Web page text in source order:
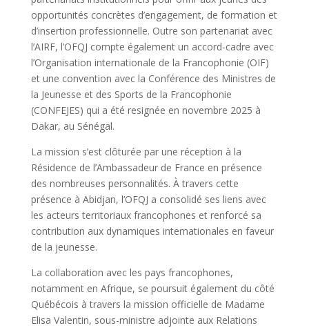
opportunités concrètes d’engagement, de formation et
d’insertion professionnelle. Outre son partenariat avec
l’AIRF, l’OFQJ compte également un accord-cadre avec
l’Organisation internationale de la Francophonie (OIF)
et une convention avec la Conférence des Ministres de
la Jeunesse et des Sports de la Francophonie
(CONFEJES) qui a été resignée en novembre 2025 à
Dakar, au Sénégal.
La mission s’est clôturée par une réception à la
Résidence de l’Ambassadeur de France en présence
des nombreuses personnalités. À travers cette
présence à Abidjan, l’OFQJ a consolidé ses liens avec
les acteurs territoriaux francophones et renforcé sa
contribution aux dynamiques internationales en faveur
de la jeunesse.
La collaboration avec les pays francophones,
notamment en Afrique, se poursuit également du côté
Québécois à travers la mission officielle de Madame
Elisa Valentin, sous-ministre adjointe aux Relations